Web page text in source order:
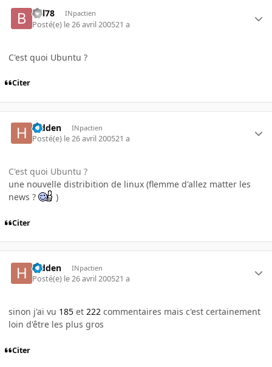
bill78 INpactien
Posté(e) le 26 avril 200521 a
C'est quoi Ubuntu ?
Citer
hidden INpactien
Posté(e) le 26 avril 200521 a
C'est quoi Ubuntu ?
une nouvelle distribition de linux (flemme d'allez matter les
news ?
)
Citer
hidden INpactien
Posté(e) le 26 avril 200521 a
sinon j'ai vu 185 et 222 commentaires mais c'est certainement
loin d'être les plus gros
Citer